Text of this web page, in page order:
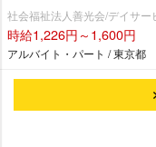
社会福祉法人善光会/デイサ
時給1,226円～1,600円
アルバイト・パート / 東京都